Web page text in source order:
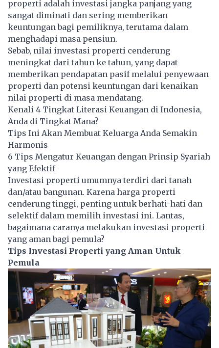
properti adalah investasi jangka panjang yang
sangat diminati dan sering memberikan
keuntungan bagi pemiliknya, terutama dalam
menghadapi masa pensiun.
Sebab, nilai investasi properti cenderung
meningkat dari tahun ke tahun, yang dapat
memberikan pendapatan pasif melalui penyewaan
properti dan potensi keuntungan dari kenaikan
nilai properti di masa mendatang.
Kenali 4 Tingkat Literasi Keuangan di Indonesia,
Anda di Tingkat Mana?
Tips Ini Akan Membuat Keluarga Anda Semakin
Harmonis
6 Tips Mengatur Keuangan dengan Prinsip Syariah
yang Efektif
Investasi properti umumnya terdiri dari tanah
dan/atau bangunan. Karena harga properti
cenderung tinggi, penting untuk berhati-hati dan
selektif dalam memilih investasi ini. Lantas,
bagaimana caranya melakukan investasi properti
yang aman bagi pemula?
Tips Investasi Properti yang Aman Untuk
Pemula